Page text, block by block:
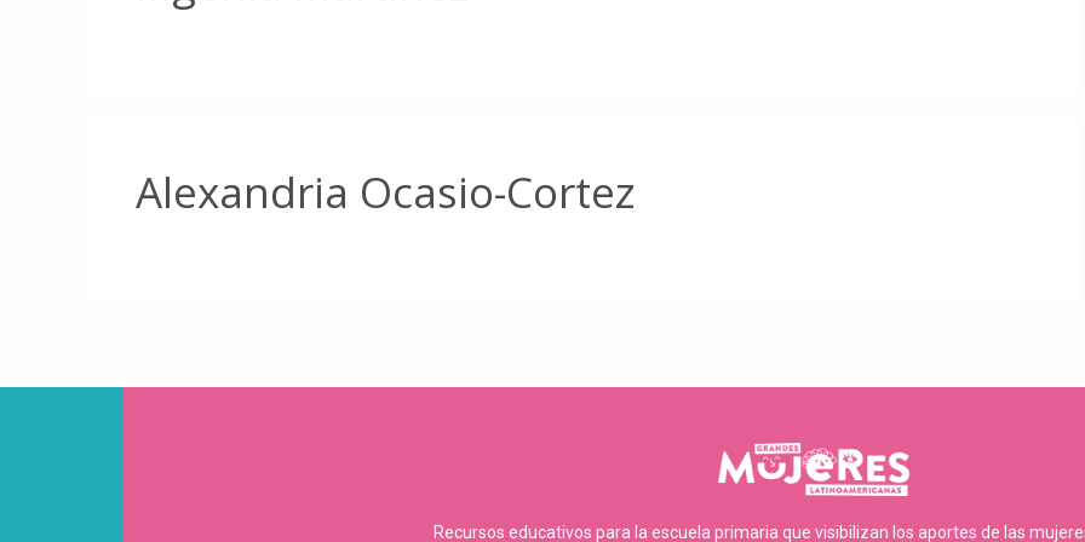
Alexandria Ocasio-Cortez
Recursos educativos para la escuela primaria que visibilizan los aportes de las